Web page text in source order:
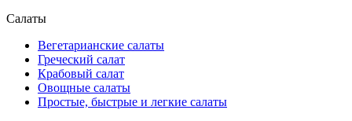
Салаты
Вегетарианские салаты
Греческий салат
Крабовый салат
Овощные салаты
Простые, быстрые и легкие салаты